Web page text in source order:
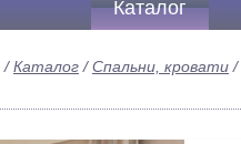
Каталог
/Каталог /Спальни, кровати /